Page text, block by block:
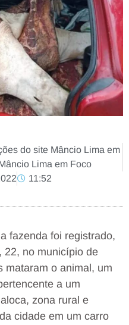
do site Mâncio Lima em
Lima em Foco
11:52
fazenda foi registrado,
22, no município de
mataram o animal, um
a um
zona rural e
cidade em um carro